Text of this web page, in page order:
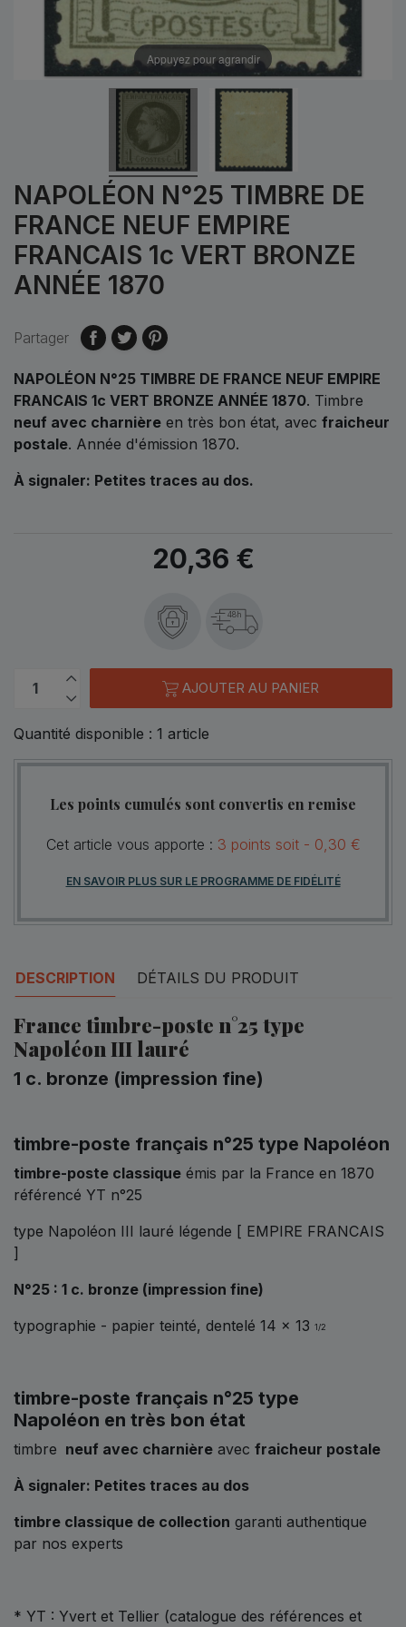
Appuyez pour agrandir
NAPOLÉON N°25 TIMBRE DE
FRANCE NEUF EMPIRE
FRANCAIS 1c VERT BRONZE
ANNÉE 1870
Partager
NAPOLÉON N°25 TIMBRE DE FRANCE NEUF EMPIRE
FRANCAIS 1c VERT BRONZE ANNÉE 1870. Timbre
neuf avec charnière en très bon état, avec fraicheur
postale. Année d'émission 1870.
À signaler: Petites traces au dos.
20,36 €
48h
AJOUTER AU PANIER
Quantité disponible : 1 article
Les points cumulés sont convertis en remise
Cet article vous apporte : 3 points soit - 0,30 €
EN SAVOIR PLUS SUR LE PROGRAMME DE FIDÉLITÉ
DESCRIPTION DÉTAILS DU PRODUIT
France timbre-poste n°25 type
Napoléon III lauré
1 c. bronze (impression fine)
timbre-poste français n°25 type Napoléon
timbre-poste classique émis par la France en 1870
référencé YT n°25
type Napoléon III lauré légende [ EMPIRE FRANCAIS
]
N°25 : 1 c. bronze (impression fine)
typographie - papier teinté, dentelé 14 x 13 1/2
timbre-poste français n°25 type
Napoléon en très bon état
timbre neuf avec charnière avec fraicheur postale
À signaler: Petites traces au dos
timbre classique de collection garanti authentique
par nos experts
* YT : Yvert et Tellier (catalogue des références et